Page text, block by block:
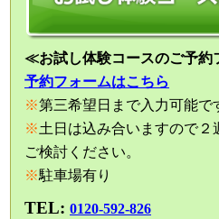
≪お試し体験コースのご予
予約フォームはこちら
※第三希望日まで入力可能で
※土日は込み合いますので２
ご検討ください。
※駐車場有り
TEL: 0120-592-826